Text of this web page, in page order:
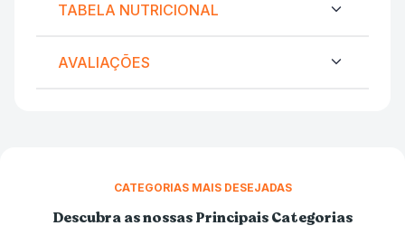
TABELA NUTRICIONAL
AVALIAÇÕES
CATEGORIAS MAIS DESEJADAS
Descubra as nossas Principais Categorias